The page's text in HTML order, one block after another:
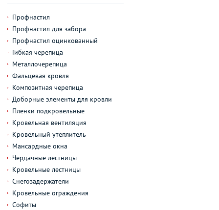
Профнастил
Профнастил для забора
Профнастил оцинкованный
Гибкая черепица
Металлочерепица
Фальцевая кровля
Композитная черепица
Доборные элементы для кровли
Пленки подкровельные
Кровельная вентиляция
Кровельный утеплитель
Мансардные окна
Чердачные лестницы
Кровельные лестницы
Снегозадержатели
Кровельные ограждения
Софиты